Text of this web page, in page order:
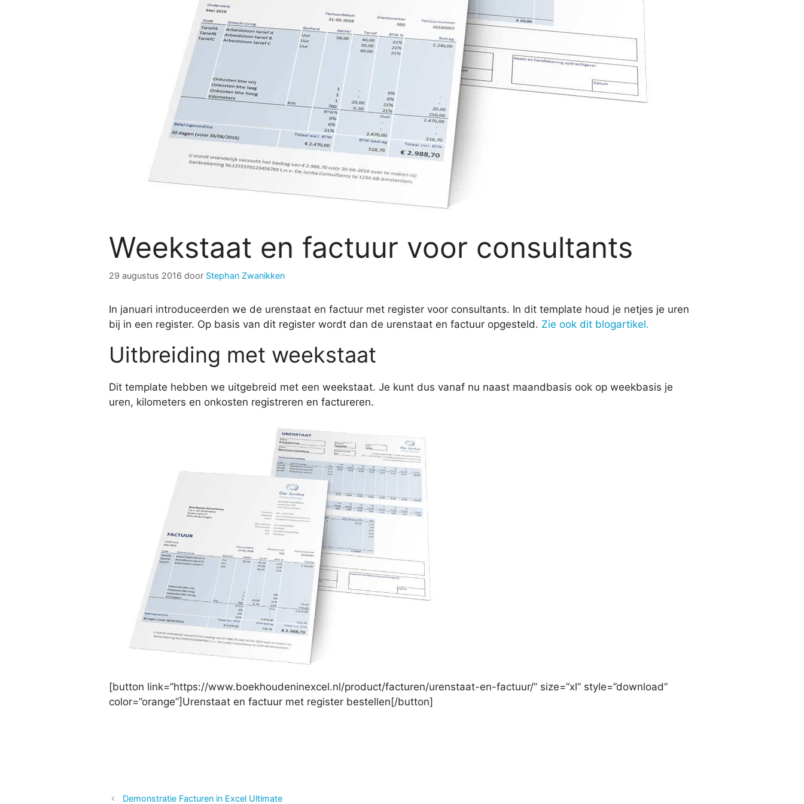
Weekstaat en factuur voor consultants
29 augustus 2016 door Stephan Zwanikken
In januari introduceerden we de urenstaat en factuur met register voor consultants. In dit template houd je netjes je uren
bij in een register. Op basis van dit register wordt dan de urenstaat en factuur opgesteld. Zie ook dit blogartikel.
Uitbreiding met weekstaat
Dit template hebben we uitgebreid met een weekstaat. Je kunt dus vanaf nu naast maandbasis ook op weekbasis je
uren, kilometers en onkosten registreren en factureren.
[button link=”https://www.boekhoudeninexcel.nl/product/facturen/urenstaat-en-factuur/” size=”xl” style=”download”
color=”orange”]Urenstaat en factuur met register bestellen[/button]
Demonstratie Facturen in Excel Ultimate